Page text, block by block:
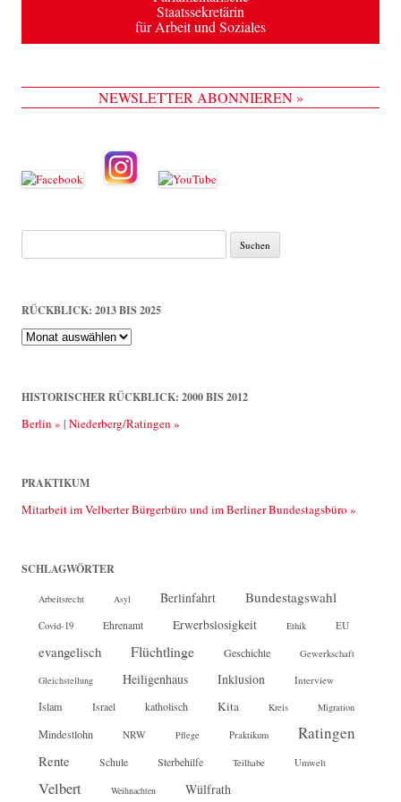
Staatssekretärin
für Arbeit und Soziales
NEWSLETTER ABONNIEREN »
Suche
nach:
RÜCKBLICK: 2013 BIS 2025
Rückblick:
2013
bis
HISTORISCHER RÜCKBLICK: 2000 BIS 2012
Berlin » | Niederberg/Ratingen »
PRAKTIKUM
Mitarbeit im Velberter Bürgerbüro und im Berliner Bundestagsbüro »
SCHLAGWÖRTER
Arbeitsrecht Asyl Berlinfahrt Bundestagswahl
Covid-19 Ehrenamt Erwerbslosigkeit Ethik EU
evangelisch Flüchtlinge Geschichte Gewerkschaft
Gleichstellung Heiligenhaus Inklusion Interview
Islam Israel katholisch Kita Kreis Migration
Mindestlohn NRW Pflege Praktikum Ratingen
Rente Schule Sterbehilfe Teilhabe Umwelt
Velbert Weihnachten Wülfrath